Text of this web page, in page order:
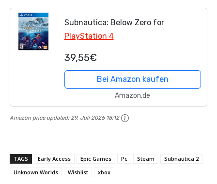
Subnautica: Below Zero for
PlayStation 4
39,55€
Bei Amazon kaufen
Amazon.de
Amazon price updated:29. Juli 2026 18:12
TAGS Early Access Epic Games Pc Steam
Subnautica 2
Unknown Worlds
Wishlist xbox